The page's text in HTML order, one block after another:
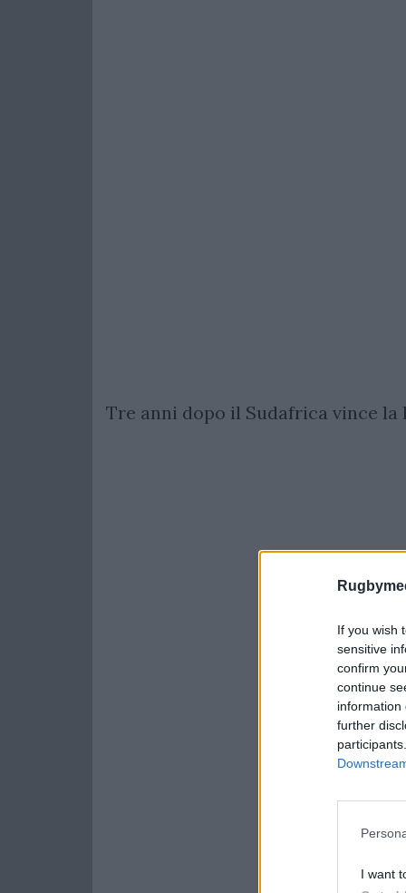
If you wish
sensitive
confirm
continue
information
further
I want
Tre anni dopo il Sudafrica vince la